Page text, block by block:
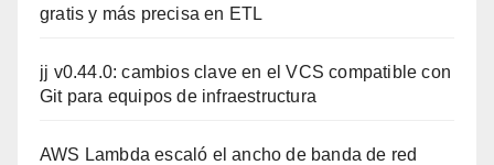
gratis y más precisa en ETL
jj v0.44.0: cambios clave en el VCS compatible con
Git para equipos de infraestructura
AWS Lambda escaló el ancho de banda de red